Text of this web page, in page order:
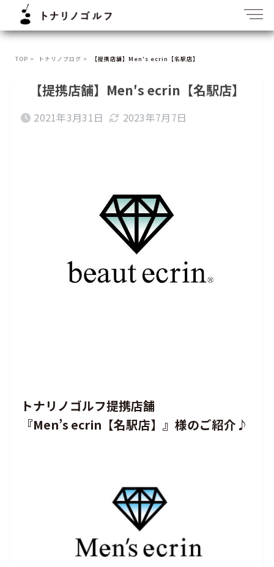
TOP > トナリノブログ > 【提携店舗】Men′s ecrin【名駅店】
【提携店舗】Men′s ecrin【名駅店】
2021年3月31日 2023年7月7日
トナリノゴルフ提携店舗
『Men’s ecrin【名駅店】』様のご紹介♪